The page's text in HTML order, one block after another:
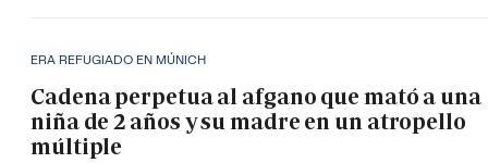
ERA REFUGIADO EN MÚNICH
Cadena perpetua al afgano que mató a una
niña de 2 años y su madre en un atropello
múltiple